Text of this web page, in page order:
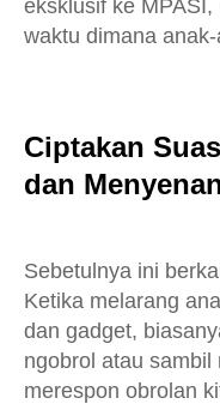
eksklusif ke
waktu dimana
Ciptakan
dan
Sebetulnya ini
Ketika melarang
dan gadget,
ngobrol atau sambil
merespon obrolan